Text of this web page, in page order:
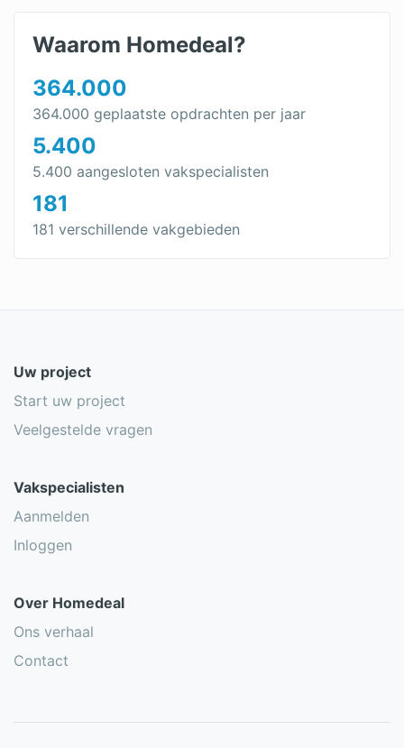
Waarom Homedeal?
364.000
364.000 geplaatste opdrachten per jaar
5.400
5.400 aangesloten vakspecialisten
181
181 verschillende vakgebieden
Uw project
Start uw project
Veelgestelde vragen
Vakspecialisten
Aanmelden
Inloggen
Over Homedeal
Ons verhaal
Contact